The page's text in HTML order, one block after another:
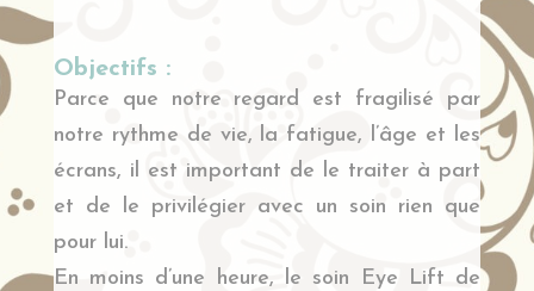
Objectifs :
Parce que notre regard est fragilisé par
notre rythme de vie, la fatigue, l’âge et les
écrans, il est important de le traiter à part
et de le privilégier avec un soin rien que
pour lui.
En moins d’une heure, le soin Eye Lift de